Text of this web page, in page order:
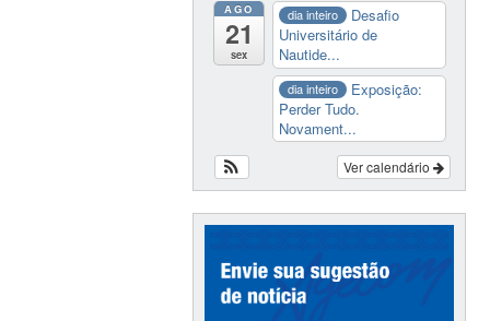
AGO
21
sex
dia inteiro
Desafio
Universitário de
Nautide...
dia inteiro
Exposição:
Perder Tudo.
Novament...
Ver calendário